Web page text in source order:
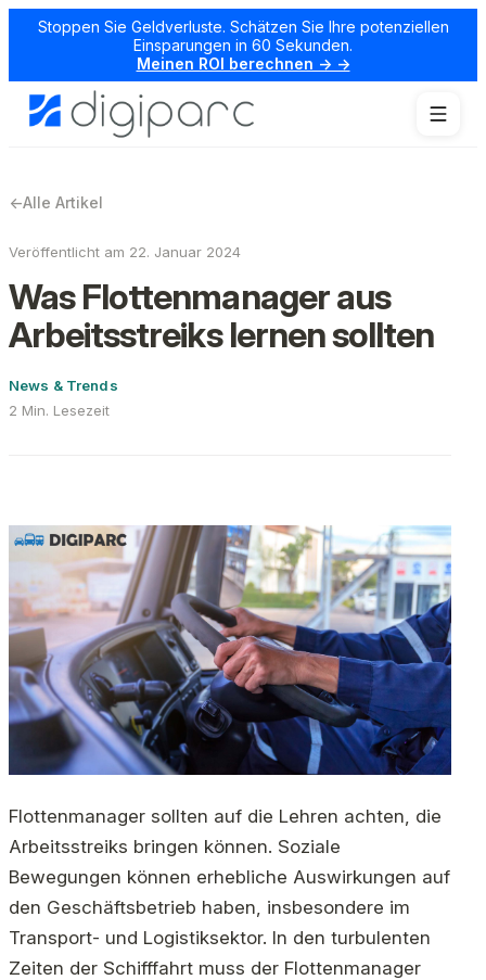
Stoppen Sie Geldverluste. Schätzen Sie Ihre potenziellen
Einsparungen in 60 Sekunden.
Meinen ROI berechnen → →
←Alle Artikel
Veröffentlicht am 22. Januar 2024
Was Flottenmanager aus
Arbeitsstreiks lernen sollten
News & Trends
2 Min. Lesezeit
Flottenmanager sollten auf die Lehren achten, die
Arbeitsstreiks bringen können. Soziale
Bewegungen können erhebliche Auswirkungen auf
den Geschäftsbetrieb haben, insbesondere im
Transport- und Logistiksektor. In den turbulenten
Zeiten der Schifffahrt muss der Flottenmanager